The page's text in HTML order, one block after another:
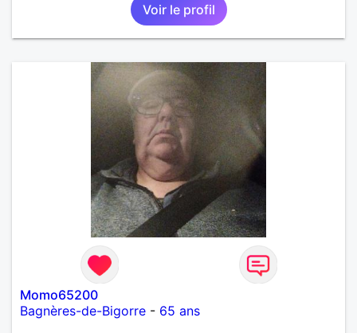
Voir le profil
Momo65200
Bagnères-de-Bigorre - 65 ans